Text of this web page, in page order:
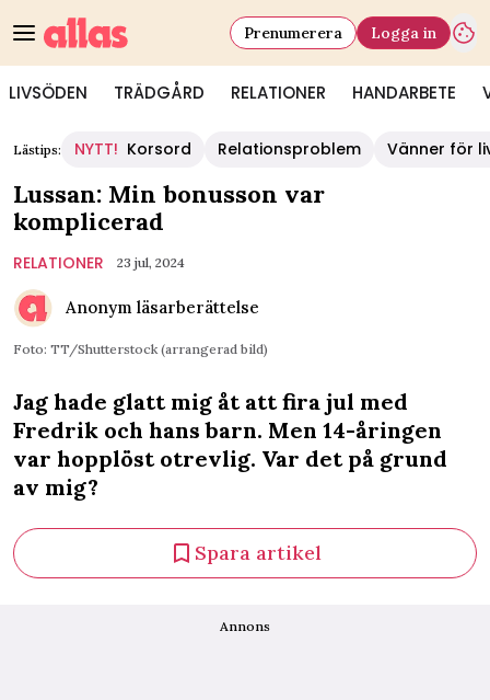
LIVSÖDEN TRÄDGÅRD RELATIONER HANDARBETE
Prenumerera Logga in
Lästips: NYTT! Korsord Relationsproblem Vänner för
Lussan: Min bonusson var
komplicerad
RELATIONER 23 jul, 2024
Anonym läsarberättelse
Foto: TT/Shutterstock (arrangerad bild)
Jag hade glatt mig åt att fira jul med
Fredrik och hans barn. Men 14-åringen
var hopplöst otrevlig. Var det på grund
av mig?
Spara artikel
Annons